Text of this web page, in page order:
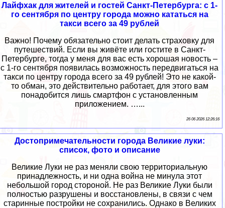
Лайфхак для жителей и гостей Санкт-Петербурга: с 1-
го сентября по центру города можно кататься на
такси всего за 49 рублей
Важно! Почему обязательно стоит делать страховку для
путешествий. Если вы живёте или гостите в Санкт-
Петербурге, тогда у меня для вас есть хорошая новость –
с 1-го сентября появилась возможность передвигаться на
такси по центру города всего за 49 рублей! Это не какой-
то обман, это действительно работает, для этого вам
понадобится лишь смартфон с установленным
приложением. …...
26 06 2026 12:26:16
Достопримечательности города Великие луки:
список, фото и описание
Великие Луки не раз меняли свою территориальную
принадлежность, и ни одна война не минула этот
небольшой город стороной. Не раз Великие Луки были
полностью разрушены и восстановлены, в связи с чем
старинные постройки не сохранились. Однако в Великих